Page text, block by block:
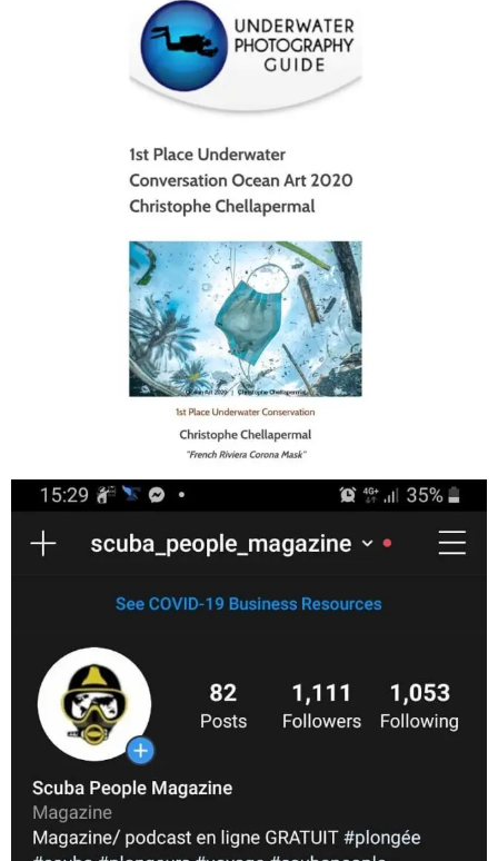
scuba_people_magazine
scuba_people_magazine